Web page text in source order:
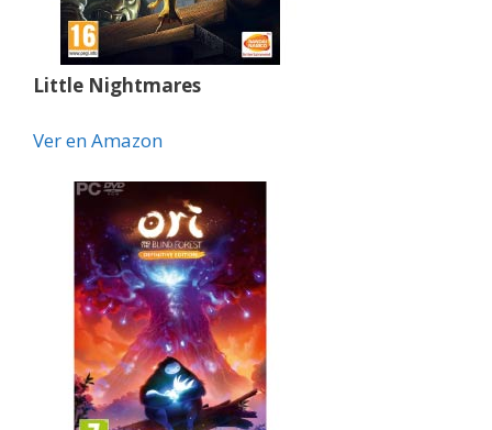
Little Nightmares
Ver en Amazon